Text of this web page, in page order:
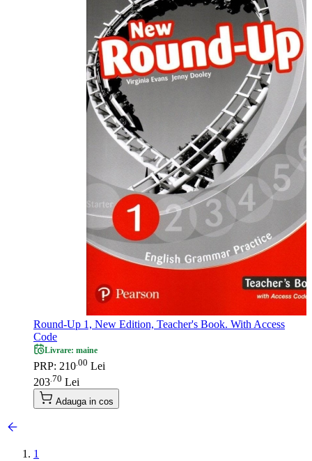
Round-Up 1, New Edition, Teacher's Book. With Access
Code
Livrare: maine
PRP: 210.00 Lei
203 70 Lei
Adauga in cos
1